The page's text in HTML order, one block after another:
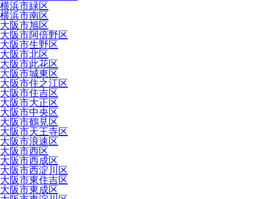
横浜市緑区
横浜市南区
大阪市旭区
大阪市阿倍野区
大阪市生野区
大阪市北区
大阪市此花区
大阪市城東区
大阪市住之江区
大阪市住吉区
大阪市大正区
大阪市中央区
大阪市鶴見区
大阪市天王寺区
大阪市浪速区
大阪市西区
大阪市西成区
大阪市西淀川区
大阪市東住吉区
大阪市東成区